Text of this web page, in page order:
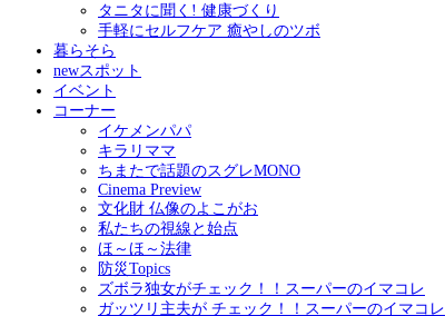
タニタに聞く! 健康づくり
手軽にセルフケア 癒やしのツボ
暮らそら
newスポット
イベント
コーナー
イケメンパパ
キラリママ
ちまたで話題のスグレMONO
Cinema Preview
文化財 仏像のよこがお
私たちの視線と始点
ほ～ほ～法律
防災Topics
ズボラ独女がチェック！！スーパーのイマコレ
ガッツリ主夫が チェック！！スーパーのイマコレ